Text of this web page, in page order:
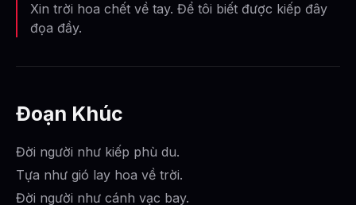
Xin trời hoa chết về tay. Để tôi biết được kiếp đây
đọa đầy.
Đoạn Khúc
Đời người như kiếp phù du.
Tựa như gió lay hoa về trời.
Đời người như cánh vạc bay.